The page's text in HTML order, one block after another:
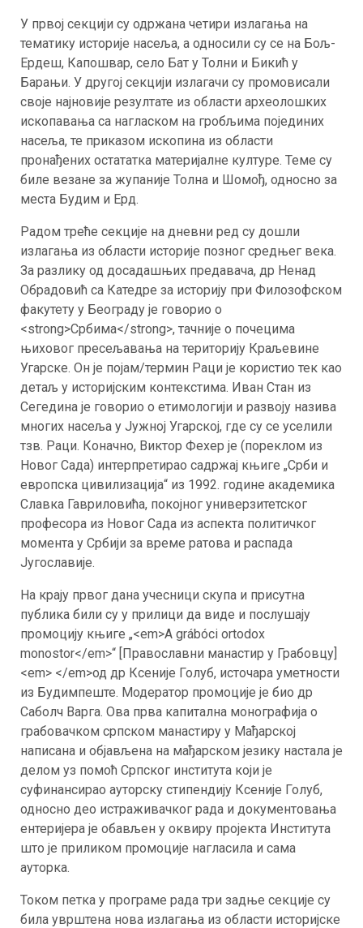
У првој секцији су одржана четири излагања на
тематику историје насеља, а односили су се на Бољ-
Ердеш, Капошвар, село Бат у Толни и Бикић у
Барањи. У другој секцији излагачи су промовисали
своје најновије резултате из области археолошких
ископавања са нагласком на гробљима појединих
насеља, те приказом ископина из области
пронађених остататка материјалне културе. Теме су
биле везане за жупаније Толна и Шомођ, односно за
места Будим и Ерд.
Радом треће секције на дневни ред су дошли
излагања из области историје позног средњег века.
За разлику од досадашњих предавача, др Ненад
Обрадовић са Катедре за историју при Филозофском
факутету у Београду је говорио о
<strong>Србима</strong>, тачније о почецима
њиховог пресељавања на територију Краљевине
Угарске. Он је појам/термин Раци је користио тек као
детаљ у историјским контекстима. Иван Стан из
Сегедина је говорио о етимологији и развоју назива
многих насеља у Јужној Угарској, где су се уселили
тзв. Раци. Коначно, Виктор Фехер је (пореклом из
Новог Сада) интерпретирао садржај књиге „Срби и
европска цивилизација“ из 1992. године академика
Славка Гавриловића, покојног универзитетског
професора из Новог Сада из аспекта политичког
момента у Србији за време ратова и распада
Југославије.
На крају првог дана учесници скупа и присутна
публика били су у прилици да виде и послушају
промоцију књиге „<em>A grábóci ortodox
monostor</em>“ [Православни манастир у Грабовцу]
<em> </em>од др Ксеније Голуб, источара уметности
из Будимпеште. Модератор промоције је био др
Саболч Варга. Ова прва капитална монографија о
грабовачком српском манастиру у Мађарској
написана и објављена на мађарском језику настала је
делом уз помоћ Српског института који је
суфинансирао ауторску стипендију Ксеније Голуб,
односно део истраживачког рада и документовања
ентеријера је обављен у оквиру пројекта Института
што је приликом промоције нагласила и сама
ауторка.
Током петка у програме рада три задње секције су
била уврштена нова излагања из области историјске